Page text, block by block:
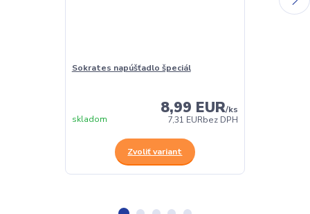
Sokrates napúšťadlo špeciál
8,99 EUR/ks
7,31 EURbez DPH
skladom
Zvoliť variant